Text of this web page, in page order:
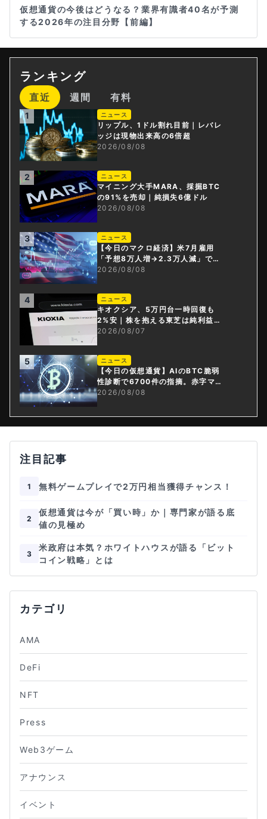
仮想通貨の今後はどうなる？業界有識者40名が予測
する2026年の注目分野【前編】
ランキング
直近 週間 有料
1 ニュース
リップル、1ドル割れ目前｜レバレ
ッジは現物出来高の6倍超
2026/08/08
2 ニュース
マイニング大手MARA、採掘BTC
の91%を売却｜純損失6億ドル
2026/08/08
3 ニュース
【今日のマクロ経済】米7月雇用
「予想8万人増→2.3万人減」で利
上げ観測後退
2026/08/08
4 ニュース
キオクシア、5万円台一時回復も
2%安｜株を抱える東芝は純利益3
0倍
2026/08/07
5 ニュース
【今日の仮想通貨】AIのBTC脆弱
性診断で6700件の指摘。赤字マイ
ニング企業はAIに賭ける
2026/08/08
注目記事
1 無料ゲームプレイで2万円相当獲得チャンス！
2
仮想通貨は今が「買い時」か｜専門家が語る底
値の見極め
3
米政府は本気？ホワイトハウスが語る「ビット
コイン戦略」とは
カテゴリ
AMA
DeFi
NFT
Press
Web3ゲーム
アナウンス
イベント